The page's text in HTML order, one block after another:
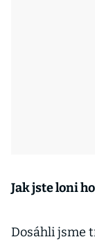
Jak jste loni
Dosáhli jsme